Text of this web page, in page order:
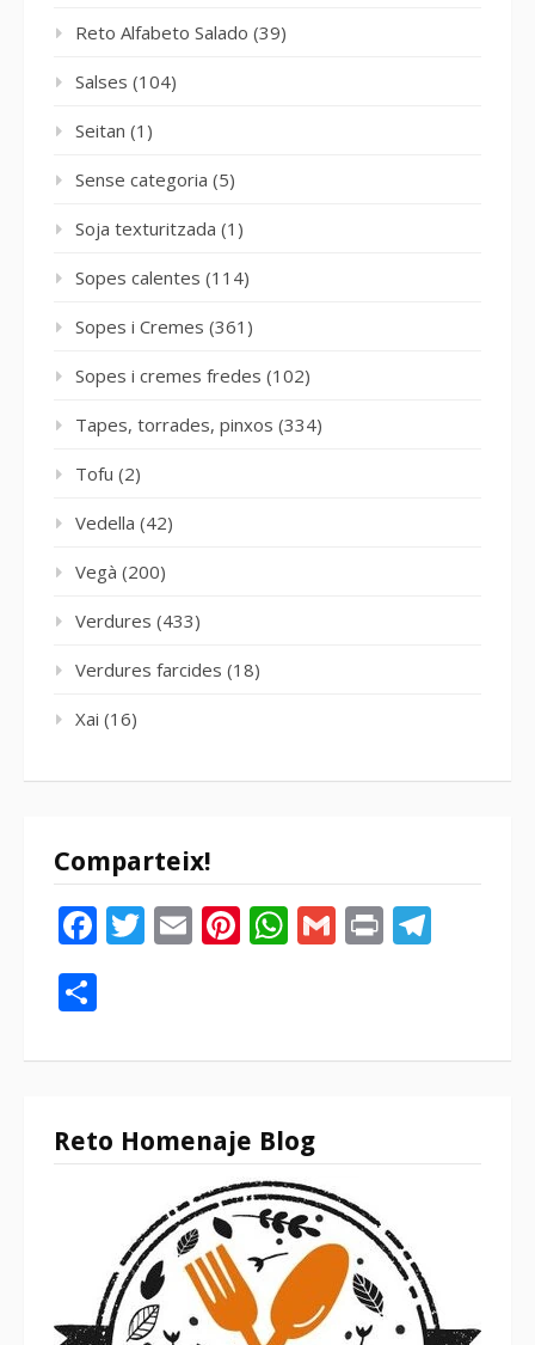
Reto Alfabeto Salado (39)
Salses (104)
Seitan (1)
Sense categoria (5)
Soja texturitzada (1)
Sopes calentes (114)
Sopes i Cremes (361)
Sopes i cremes fredes (102)
Tapes, torrades, pinxos (334)
Tofu (2)
Vedella (42)
Vegà (200)
Verdures (433)
Verdures farcides (18)
Xai (16)
Comparteix!
Facebook
Twitter
EmailPinterest
WhatsApp
Gmail
Print
Reto Homenaje Blog